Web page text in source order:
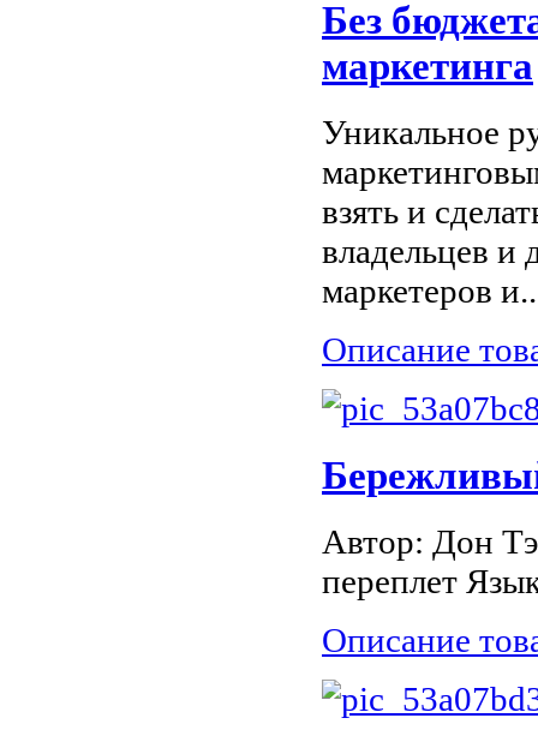
Без
маркетинга
Уникальное
взять и
владельцев и
маркетеров
Описание
Автор: Дон
переплет
Описание